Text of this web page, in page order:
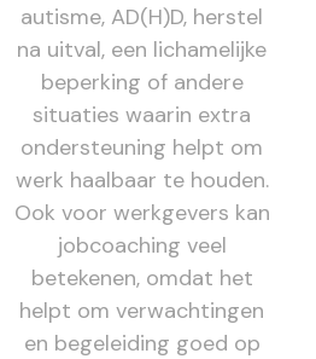
autisme, AD(H)D, herstel
na uitval, een lichamelijke
beperking of andere
situaties waarin extra
ondersteuning helpt om
werk haalbaar te houden.
Ook voor werkgevers kan
jobcoaching veel
betekenen, omdat het
helpt om verwachtingen
en begeleiding goed op